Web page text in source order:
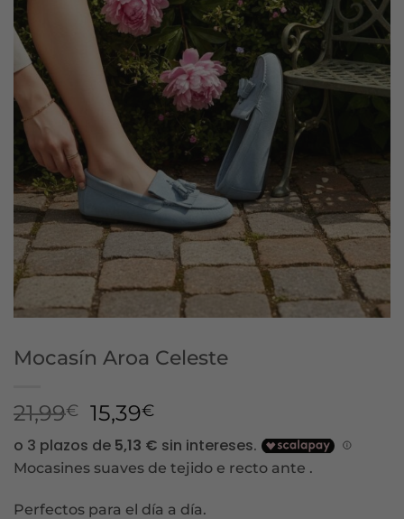
Mocasín Aroa Celeste
21,99€
El
precio
original
era:
21,99€.
15,39€El
precio
actual
es:
15,39€.
Mocasines suaves de tejido e recto ante .
Perfectos para el día a día.